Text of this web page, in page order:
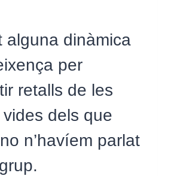
alguna dinàmica
per
retalls de les
dels que
n’havíem parlat